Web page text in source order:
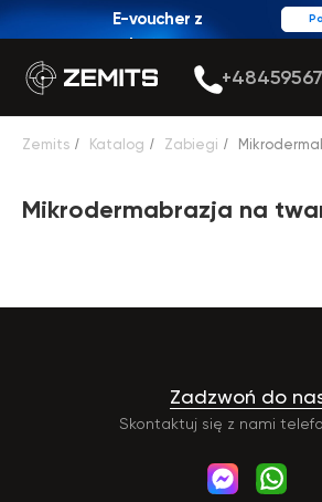
E-voucher z
rabatem
Zemits / Katalog / Zabiegi /
Mikrodermabrazja na
Skontaktuj się z nami
Zadzwoń do